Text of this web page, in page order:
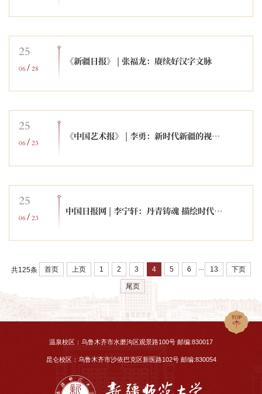
25
06/ 28
《新疆日报》 | 张福龙：赓续好汉字文脉
25
06/ 23
《中国艺术报》 | 李勇：新时代新疆的视觉表达——第五届新疆油画作品展述评
25
06/ 23
中国日报网 | 李宁轩：丹青铸魂 描绘时代华章：第三届新疆文化艺术节美术系列展览·第五届新疆油画展
共125条 首页 上页 1 2 3 4 5 6 ... 13 下页
尾页
温泉校区：乌鲁木齐市水磨沟区观景路100号 邮编:830017
昆仑校区：乌鲁木齐市沙依巴克区新医路102号 邮编:830054